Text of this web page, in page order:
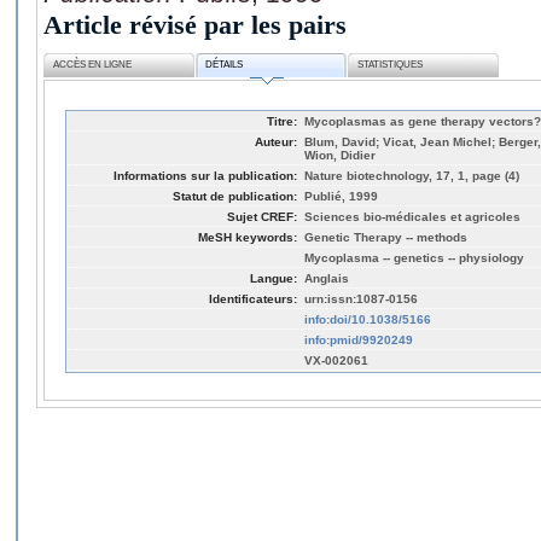
Article révisé par les pairs
ACCÈS EN LIGNE DÉTAILS STATISTIQUES
Titre: Mycoplasmas as gene therapy vectors?
Auteur: Blum, David; Vicat, Jean Michel;
Wion, Didier
Informations sur la publication: Nature biotechnology, 17, 1, page (4)
Statut de publication: Publié, 1999
Sujet CREF: Sciences bio-médicales et agricoles
MeSH keywords: Genetic Therapy -- methods
Mycoplasma -- genetics -- physiology
Langue: Anglais
Identificateurs: urn:issn:1087-0156
info:doi/10.1038/5166
info:pmid/9920249
VX-002061